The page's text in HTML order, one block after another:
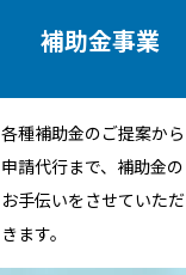
補助金事業
各種補助金のご提案から
申請代行まで、補助金の
お手伝いをさせていただ
きます。